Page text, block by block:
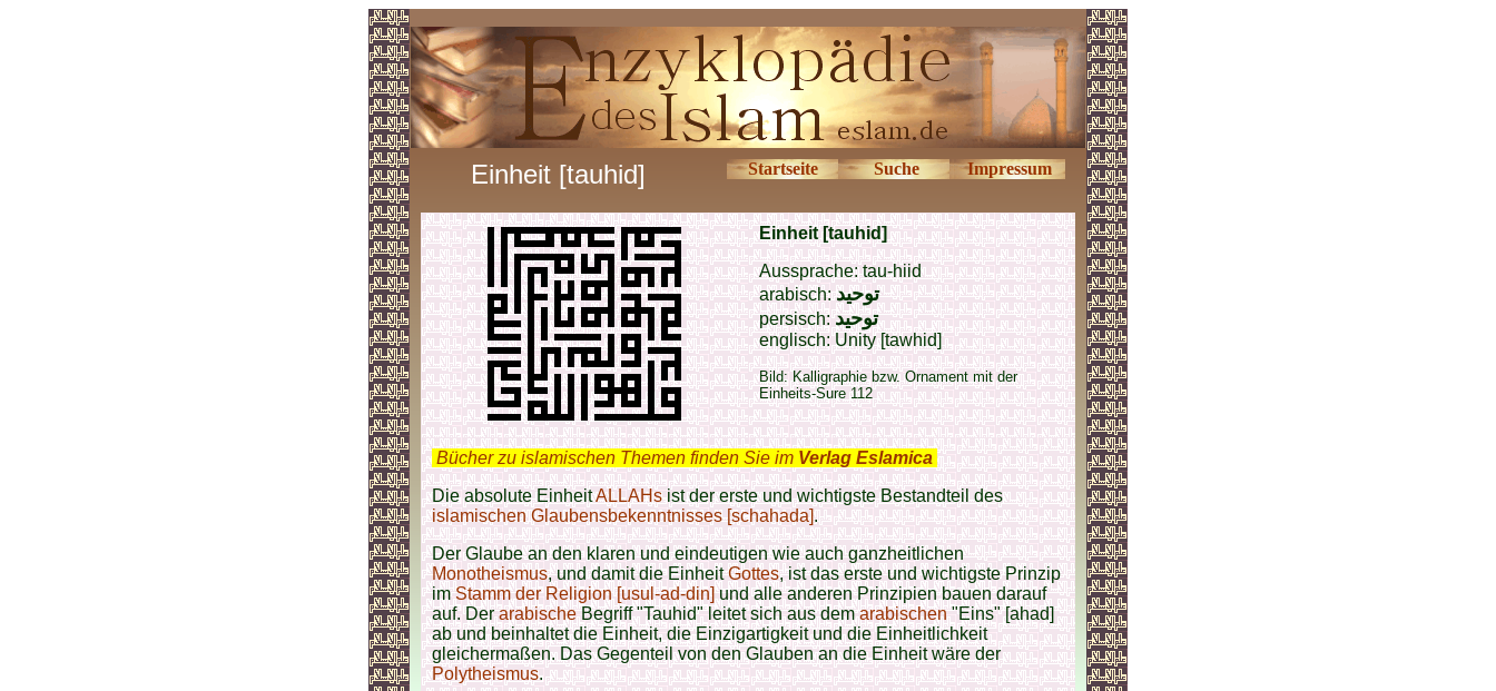
Einheit [tauhid] Startseite Suche Impressum
Einheit [tauhid]
Aussprache: tau-hiid
arabisch:توحيد
persisch:توحيد
englisch: Unity [tawhid]
Bild: Kalligraphie bzw. Ornament mit der
Einheits-Sure 112
Bücher zu islamischen Themen finden Sie im Verlag Eslamica
Die absolute EinheitALLAHsist der erste und wichtigste Bestandteil des
islamischen Glaubensbekenntnisses [schahada].
Der Glaube an den klaren und eindeutigen wie auch ganzheitlichen
Monotheismus, und damit die EinheitGottes, ist das erste und wichtigste Prinzip
imStamm der Religion [usul-ad-din]und alle anderen Prinzipien bauen darauf
auf. DerarabischeBegriff "Tauhid" leitet sich aus demarabischen"Eins" [ahad]
ab und beinhaltet die Einheit, die Einzigartigkeit und die Einheitlichkeit
gleichermaßen. Das Gegenteil von den Glauben an die Einheit wäre der
Polytheismus.